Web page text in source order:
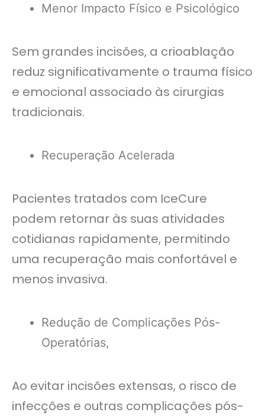
Menor Impacto Físico e Psicológico
Sem grandes incisões, a crioablação
reduz significativamente o trauma físico
e emocional associado às cirurgias
tradicionais.
Recuperação Acelerada
Pacientes tratados com IceCure
podem retornar às suas atividades
cotidianas rapidamente, permitindo
uma recuperação mais confortável e
menos invasiva.
Redução de Complicações Pós-
Operatórias,
Ao evitar incisões extensas, o risco de
infecções e outras complicações pós-